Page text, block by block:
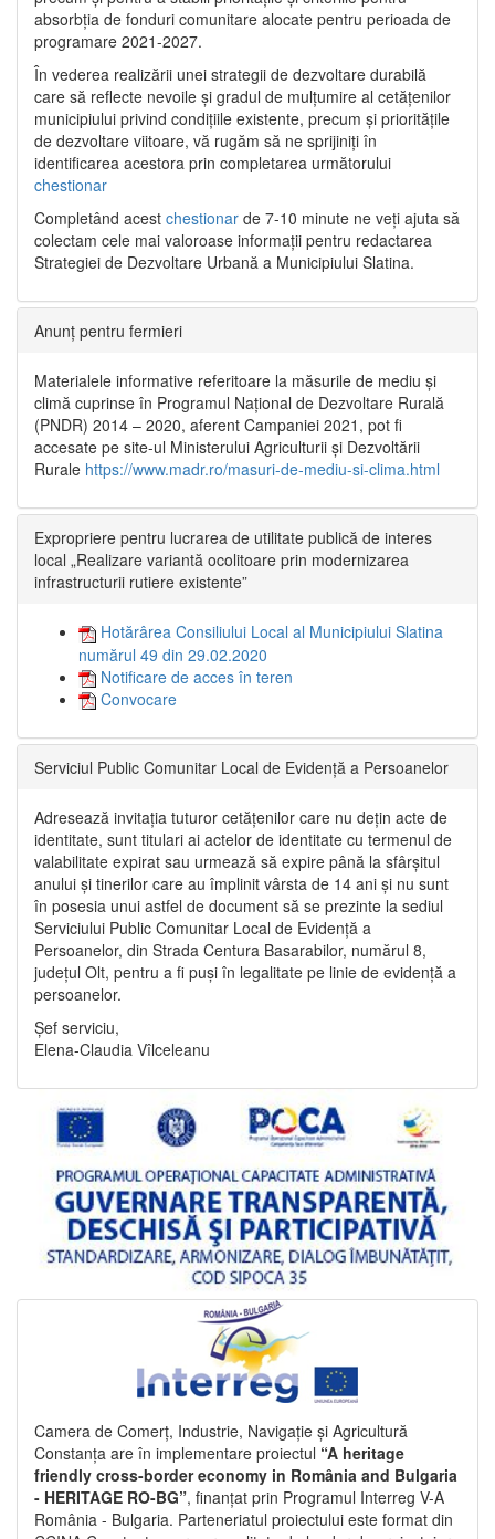
absorbția de fonduri comunitare alocate pentru perioada de
programare 2021-2027.
În vederea realizării unei strategii de dezvoltare durabilă
care să reflecte nevoile și gradul de mulțumire al cetățenilor
municipiului privind condițiile existente, precum și prioritățile
de dezvoltare viitoare, vă rugăm să ne sprijiniți în
identificarea acestora prin completarea următorului
chestionar
Completând acest chestionar de 7-10 minute ne veți ajuta să
colectam cele mai valoroase informații pentru redactarea
Strategiei de Dezvoltare Urbană a Municipiului Slatina.
Anunț pentru fermieri
Materialele informative referitoare la măsurile de mediu și
climă cuprinse în Programul Național de Dezvoltare Rurală
(PNDR) 2014 – 2020, aferent Campaniei 2021, pot fi
accesate pe site-ul Ministerului Agriculturii și Dezvoltării
Rurale https://www.madr.ro/masuri-de-mediu-si-clima.html
Expropriere pentru lucrarea de utilitate publică de interes
local „Realizare variantă ocolitoare prin modernizarea
infrastructurii rutiere existente”
Hotărârea Consiliului Local al Municipiului Slatina
numărul 49 din 29.02.2020
Notificare de acces în teren
Convocare
Serviciul Public Comunitar Local de Evidență a Persoanelor
Adresează invitația tuturor cetățenilor care nu dețin acte de
identitate, sunt titulari ai actelor de identitate cu termenul de
valabilitate expirat sau urmează să expire până la sfârșitul
anului și tinerilor care au împlinit vârsta de 14 ani și nu sunt
în posesia unui astfel de document să se prezinte la sediul
Serviciului Public Comunitar Local de Evidență a
Persoanelor, din Strada Centura Basarabilor, numărul 8,
județul Olt, pentru a fi puși în legalitate pe linie de evidență a
persoanelor.
Șef serviciu,
Elena-Claudia Vîlceleanu
Camera de Comerț, Industrie, Navigație și Agricultură
Constanța are în implementare proiectul “A heritage
friendly cross-border economy in România and Bulgaria
- HERITAGE RO-BG”, finanțat prin Programul Interreg V-A
România - Bulgaria. Parteneriatul proiectului este format din